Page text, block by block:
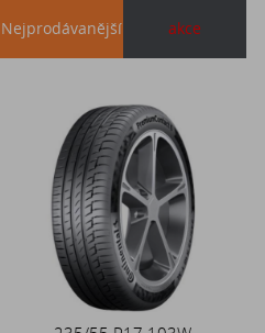
Nejprodávanější akce